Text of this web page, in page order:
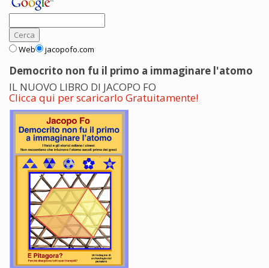
Web jacopofo.com
Democrito non fu il primo a immaginare l'atomo
IL NUOVO LIBRO DI JACOPO FO
Clicca qui per scaricarlo Gratuitamente!